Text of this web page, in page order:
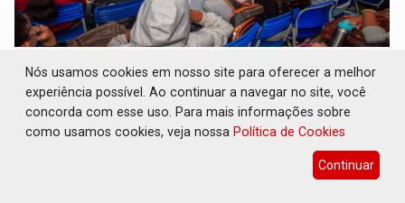
TEMAS SOCIOAMBIENTAIS: Em Itapuã do
Oeste, CINEMAZÔNIA leva cinema
amazônico a estudantes na escola
Cultura 07 de Agosto de 2026 às 18:30
CINEMAZÔNIA transforma escola em sala de cinema e
aproxima estudantes do audiovisual produzido na
Nós usamos cookies em nosso site para oferecer a melhor
experiência possível. Ao continuar a navegar no site, você
concorda com esse uso. Para mais informações sobre
como usamos cookies, veja nossa Política de Cookies
Continuar